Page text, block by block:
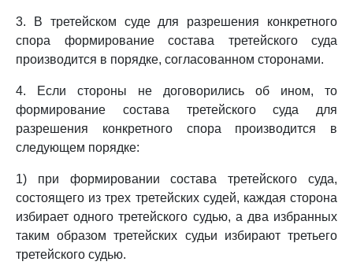
3. В третейском суде для разрешения конкретного
спора формирование состава третейского суда
производится в порядке, согласованном сторонами.
4. Если стороны не договорились об ином, то
формирование состава третейского суда для
разрешения конкретного спора производится в
следующем порядке:
1) при формировании состава третейского суда,
состоящего из трех третейских судей, каждая сторона
избирает одного третейского судью, а два избранных
таким образом третейских судьи избирают третьего
третейского судью.